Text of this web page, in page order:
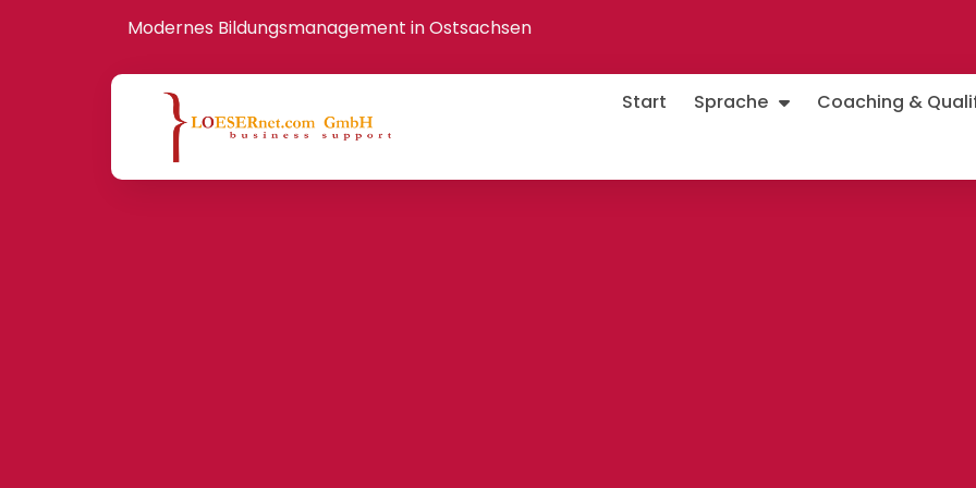
Modernes Bildungsmanagement in Ostsachsen
Start Sprache Coaching &